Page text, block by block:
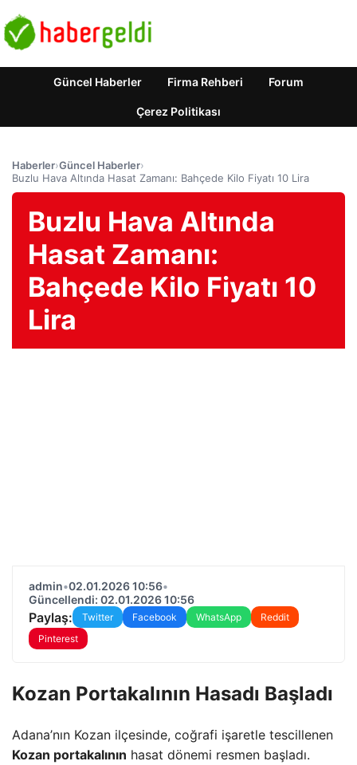
Güncel Haberler Firma Rehberi Forum
Çerez Politikası
Haberler›Güncel Haberler›
Buzlu Hava Altında Hasat Zamanı: Bahçede Kilo Fiyatı 10 Lira
Buzlu Hava Altında
Hasat Zamanı:
Bahçede Kilo Fiyatı 10
Lira
admin•02.01.2026 10:56•
Güncellendi: 02.01.2026 10:56
Paylaş: Twitter Facebook WhatsApp
Reddit
Pinterest
Kozan Portakalının Hasadı Başladı
Adana’nın Kozan ilçesinde, coğrafi işaretle tescillenen
Kozan portakalının hasat dönemi resmen başladı.